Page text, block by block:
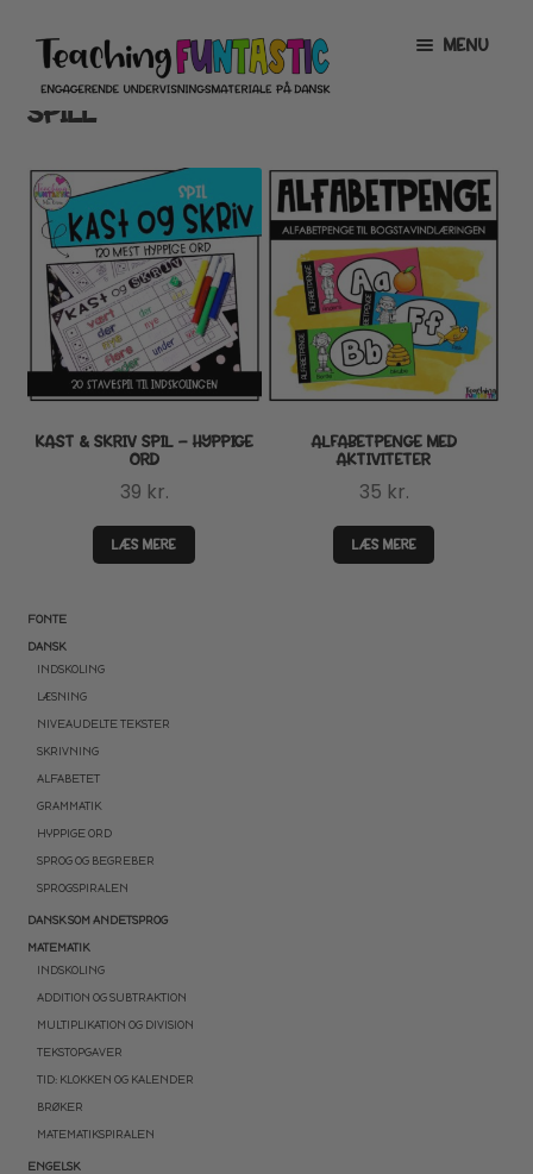
Spring
navigation
Spring
indhold
MENU
CHILD
MENU
MIN KONTO
GRATISMATERIALE
EXPAND
CHILD
MENU
BUTIK
LICENSER
EXPAND
CHILD
MENU
FONTE
SPILL
FONTE
DANSK
INDSKOLING
LÆSNING
NIVEAUDELTE TEKSTER
SKRIVNING
ALFABETET
GRAMMATIK
HYPPIGE ORD
SPROG OG BEGREBER
SPROGSPIRALEN
DANSK SOM ANDETSPROG
MATEMATIK
INDSKOLING
ADDITION OG SUBTRAKTION
MULTIPLIKATION OG DIVISION
TEKSTOPGAVER
TID: KLOKKEN OG KALENDER
BRØKER
MATEMATIKSPIRALEN
ENGELSK
KAST & SKRIV SPIL – HYPPIGE
ORD
39 kr.
LÆS MERE
ALFABETPENGE MED
AKTIVITETER
35 kr.
LÆS MERE